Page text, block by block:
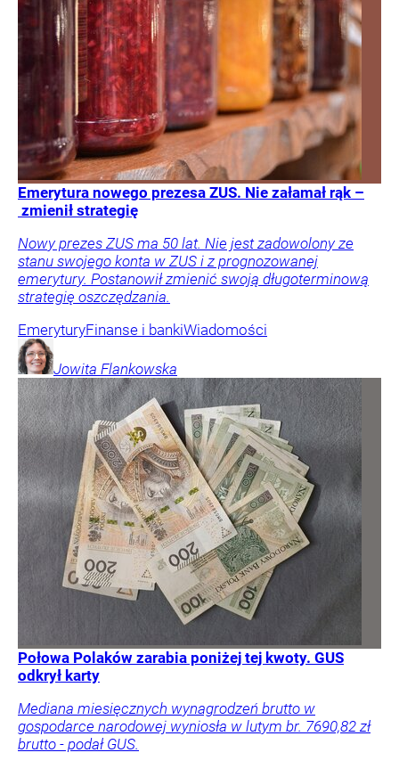
Emerytura nowego prezesa ZUS. Nie załamał rąk –
zmienił strategię
Nowy prezes ZUS ma 50 lat. Nie jest zadowolony ze
stanu swojego konta w ZUS i z prognozowanej
emerytury. Postanowił zmienić swoją długoterminową
strategię oszczędzania.
EmeryturyFinanse i bankiWiadomości
Jowita Flankowska
Połowa Polaków zarabia poniżej tej kwoty. GUS
odkrył karty
Mediana miesięcznych wynagrodzeń brutto w
gospodarce narodowej wyniosła w lutym br. 7690,82 zł
brutto - podał GUS.